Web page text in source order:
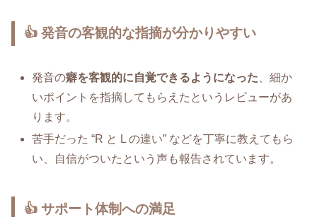
👍 発音の客観的な指摘が分かりやすい
発音の癖を客観的に自覚できるようになった 、細か
いポイントを指摘してもらえたというレビューがあ
ります。
苦手だった “R と L の違い” などを丁寧に教えてもら
い、自信がついたという声も報告されています。
👍 サポート体制への満足